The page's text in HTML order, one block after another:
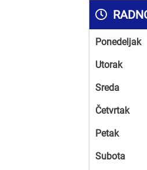
Ponedeljak
Utorak
Sreda
Četvrtak
Petak
Subota